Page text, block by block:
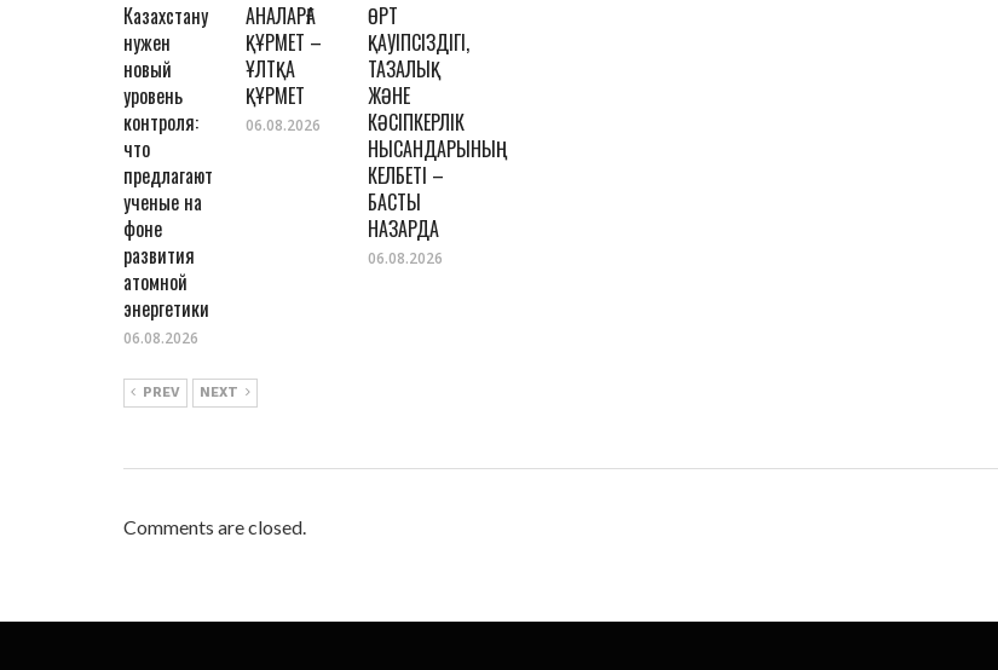
Казахстану
нужен
новый
уровень
контроля:
что
предлагают
ученые на
фоне
развития
атомной
энергетики
06.08.2026
АНАЛАРҒА
ҚҰРМЕТ –
ҰЛТҚА
ҚҰРМЕТ
06.08.2026
ӨРТ
ҚАУІПСІЗДІГІ,
ТАЗАЛЫҚ
ЖӘНЕ
КӘСІПКЕРЛІК
НЫСАНДАРЫНЫҢ
КЕЛБЕТІ –
БАСТЫ
НАЗАРДА
06.08.2026
PREV NEXT
Comments are closed.